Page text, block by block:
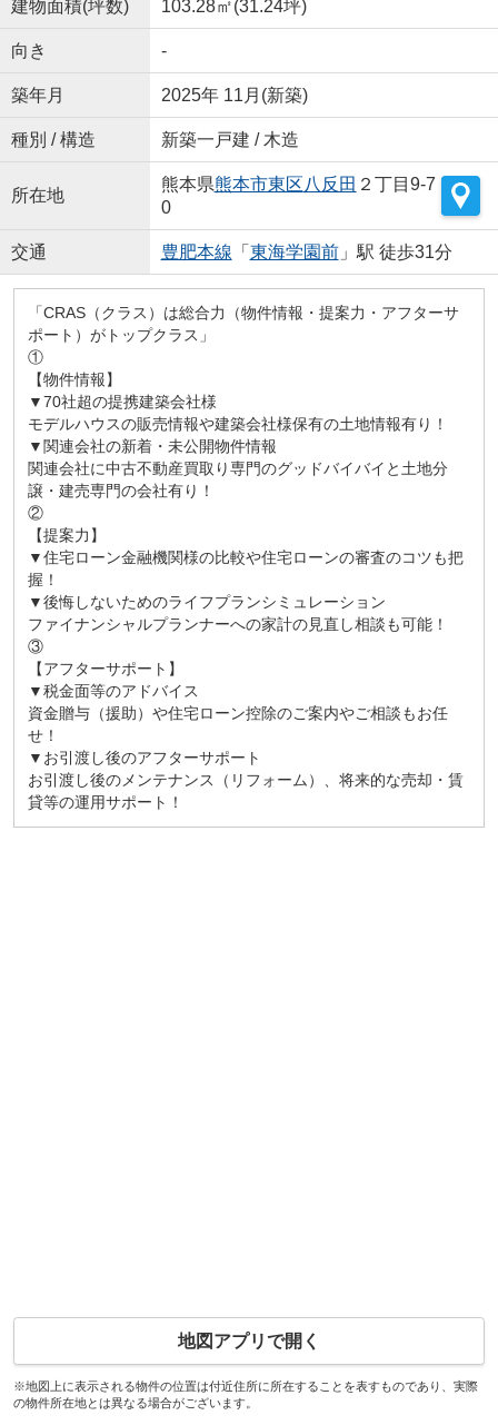
建物面積(坪数) 103.28㎡(31.24坪)
向き -
築年月 2025年 11月(新築)
種別 / 構造 新築一戸建 / 木造
所在地
熊本県熊本市東区八反田 ２丁目9-7
0
交通 豊肥本線 「 東海学園前」駅 徒歩31分
「CRAS（クラス）は総合力（物件情報・提案力・アフターサ
ポート）がトップクラス」
①
【物件情報】
▼70社超の提携建築会社様
モデルハウスの販売情報や建築会社様保有の土地情報有り！
▼関連会社の新着・未公開物件情報
関連会社に中古不動産買取り専門のグッドバイバイと土地分
譲・建売専門の会社有り！
②
【提案力】
▼住宅ローン金融機関様の比較や住宅ローンの審査のコツも把
握！
▼後悔しないためのライフプランシミュレーション
ファイナンシャルプランナーへの家計の見直し相談も可能！
③
【アフターサポート】
▼税金面等のアドバイス
資金贈与（援助）や住宅ローン控除のご案内やご相談もお任
せ！
▼お引渡し後のアフターサポート
お引渡し後のメンテナンス（リフォーム）、将来的な売却・賃
貸等の運用サポート！
地図アプリで開く
※地図上に表示される物件の位置は付近住所に所在することを表すものであり、実際
の物件所在地とは異なる場合がございます。